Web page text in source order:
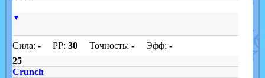
▼
Сила: -PP: 30Точность: -Эфф: -
25
Crunch